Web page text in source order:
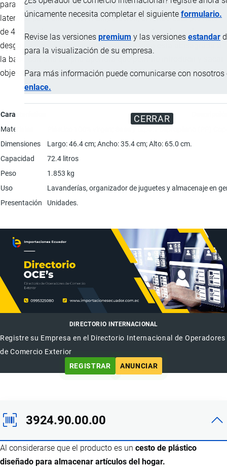
únicamente necesita completar el siguiente formulario.
Revise las versiones premium y las versiones estandar
para la visualización de su empresa.
Para más información puede comunicarse con nosotros
enlace.
CERRAR
para la continua ventilación del contenido, la base tiene asas
laterales para una mejor manipulación, el fondo está provisto
de 4 tacos de apoyo con regatones que evitan el rayado,
desgaste y deslizamiento del cesto, su tapa esta abisagrada a
la base con una amplia apertura que permite introducir y sacar
objetos con facilidad.
Característica
Materiales
Dimensiones
Largo: 46.4 cm; Ancho: 35.4 cm; Alto: 65.0 cm.
Capacidad
72.4 litros
Peso
1.853 kg
Uso
Lavanderías, organizador de juguetes y almacenaje en
Presentación
Unidades.
DIRECTORIO INTERNACIONAL
Registre su Empresa en el Directorio Internacional de Operadores
de Comercio Exterior
REGISTRAR
ANUNCIAR
3924.90.00.00
Al considerarse que el producto es un cesto de plástico
diseñado para almacenar artículos del hogar.